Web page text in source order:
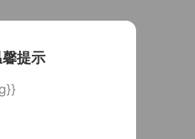
提示